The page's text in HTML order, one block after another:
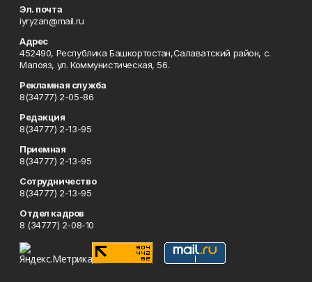
Эл. почта
iyryzan@mail.ru
Адрес
452490, Республика Башкортостан,Салаватский район, с.
Малояз, ул. Коммунистическая, 56.
Рекламная служба
8(34777) 2-05-86
Редакция
8(34777) 2-13-95
Приемная
8(34777) 2-13-95
Сотрудничество
8(34777) 2-13-95
Отдел кадров
8 (34777) 2-08-10